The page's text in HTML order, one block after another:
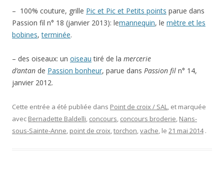
– 100% couture, grille Pic et Pic et Petits points parue dans
Passion fil n° 18 (janvier 2013): lemannequin, le mètre et les
bobines,terminée.
– des oiseaux: un oiseau tiré de la mercerie
d’antan de Passion bonheur, parue dans Passion fil n° 14,
janvier 2012.
Cette entrée a été publiée dans Point de croix / SAL, et marquée
avec Bernadette Baldelli, concours, concours broderie, Nans-
sous-Sainte-Anne, point de croix,torchon,vache, le 21 mai 2014 .